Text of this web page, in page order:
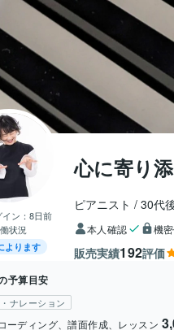
ン： 8日前
状況
よります
心に寄り
ピアニスト 30代
本人確認 機
販売実績192評価
予算目安
ナレーション
ーディング、譜面作成、レッスン